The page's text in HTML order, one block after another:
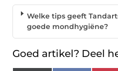
Welke tips geeft
goede mondhygiëne?
Goed artikel? Deel